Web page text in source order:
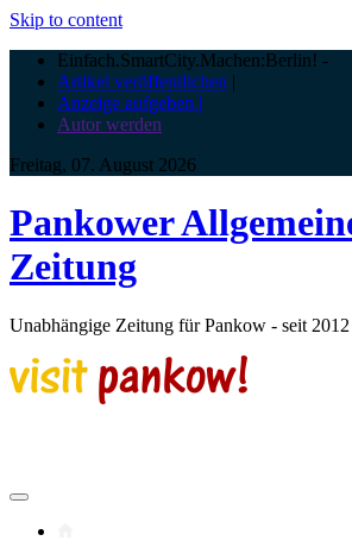
Skip to content
Einfach.SmartCity.Machen:Berlin! -
Artikel veröffentlichen |
Anzeige aufgeben |
Autor werden
Freitag, 07. August 2026
Pankower
Zeitung
Unabhängige Zeitung für Pankow - seit 2012